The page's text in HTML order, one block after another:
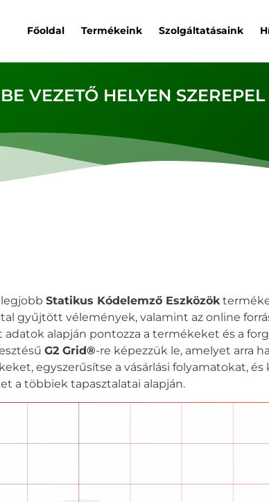
Főoldal Termékeink Szolgáltatásaink
VEZETŐ HELYEN
Statikus Kódelemző Eszközök
gyűjtött vélemények, valamint az online
alapján pontozza a termékeket és a
G2 Grid®-re képezzük le, amelyet arra
egyszerűsítse a vásárlási folyamatokat, és
a többiek tapasztalatai alapján.